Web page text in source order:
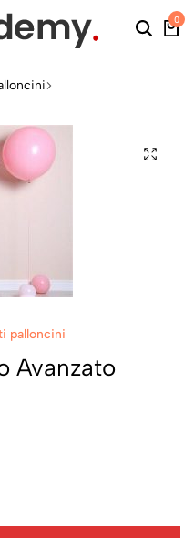
0
palloncini
Avanzato